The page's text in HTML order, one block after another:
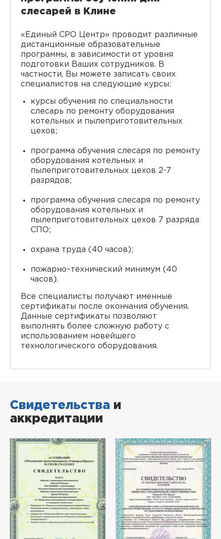
слесарей в Клине
«Единый СРО Центр» проводит различные
дистанционные образовательные
программы, в зависимости от уровня
подготовки Ваших сотрудников. В
частности, Вы можете записать своих
специалистов на следующие курсы:
курсы обучения по специальности
слесарь по ремонту оборудования
котельных и пылеприготовительных
цехов;
программа обучения слесаря по ремонту
оборудования котельных и
пылеприготовительных цехов 2-7
разрядов;
программа обучения слесаря по ремонту
оборудования котельных и
пылеприготовительных цехов 7 разряда
СПО;
охрана труда (40 часов);
пожарно–технический минимум (40
часов).
Все специалисты получают именные
сертификаты после окончания обучения.
Данные сертификаты позволяют
выполнять более сложную работу с
использованием новейшего
технологического оборудования.
Свидетельства и
аккредитации